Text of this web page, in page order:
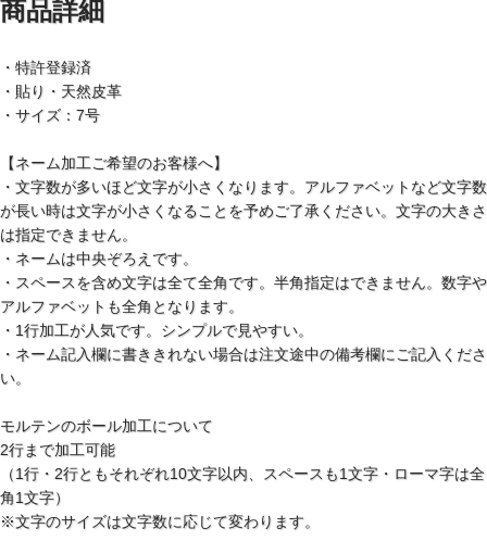
商品詳細
・特許登録済
・貼り・天然皮革
・サイズ：7号
【ネーム加工ご希望のお客様へ】
・文字数が多いほど文字が小さくなります。アルファベットなど文字数
が長い時は文字が小さくなることを予めご了承ください。文字の大きさ
は指定できません。
・ネームは中央ぞろえです。
・スペースを含め文字は全て全角です。半角指定はできません。数字や
アルファベットも全角となります。
・1行加工が人気です。シンプルで見やすい。
・ネーム記入欄に書ききれない場合は注文途中の備考欄にご記入くださ
い。
モルテンのボール加工について
2行まで加工可能
（1行・2行ともそれぞれ10文字以内、スペースも1文字・ローマ字は全
角1文字）
※文字のサイズは文字数に応じて変わります。